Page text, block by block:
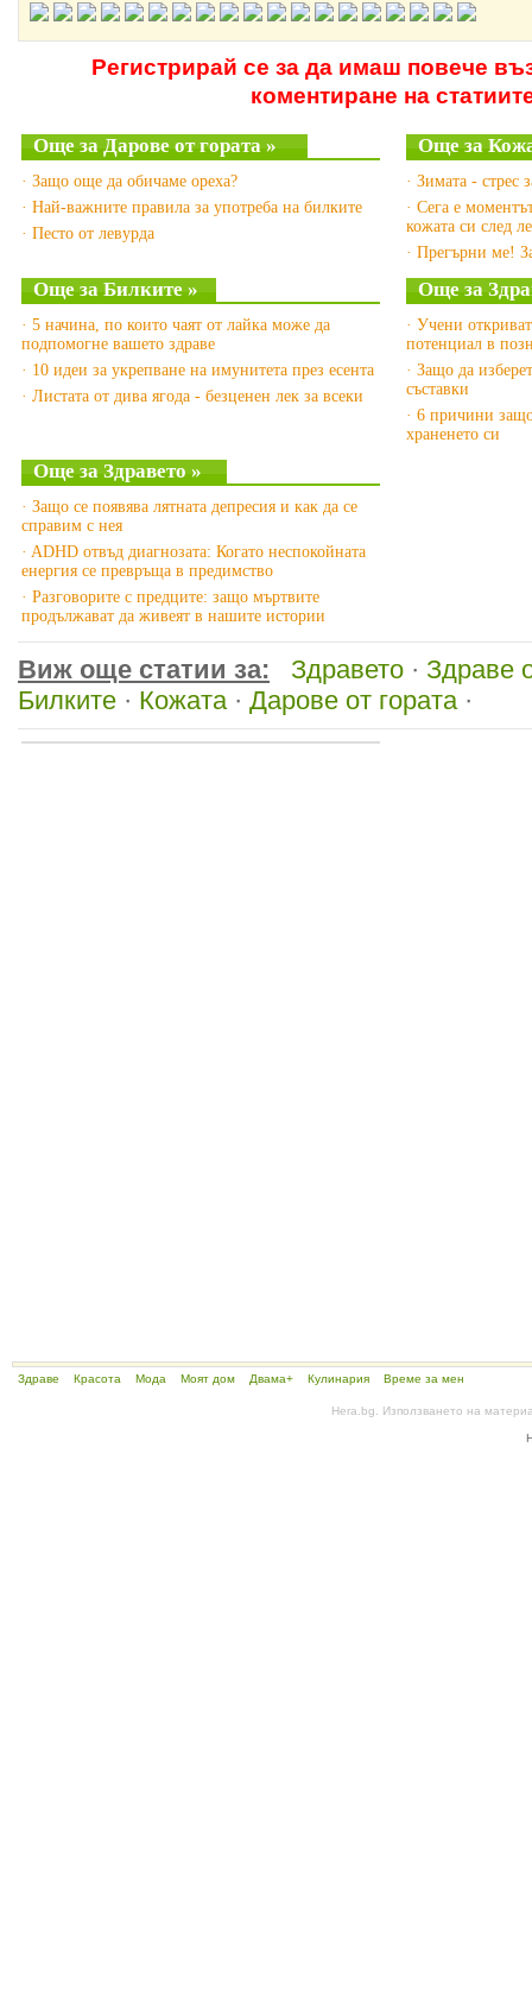
Регистрирай се за да имаш повече
коментиране на
Още за Дарове от гората »
· Защо още да обичаме ореха?
· Най-важните правила за употреба на билките
· Песто от левурда
Още за
· Зимата - стрес
· Сега е
кожата си след
· Прегърни ме!
Още за Билките »
· 5 начина, по които чаят от лайка може да
подпомогне вашето здраве
· 10 идеи за укрепване на имунитета през есента
· Листата от дива ягода - безценен лек за всеки
Още за
· Учени
потенциал в
· Защо да
съставки
· 6 причини
храненето си
Още за Здравето »
· Защо се появява лятната депресия и как да се
справим с нея
· ADHD отвъд диагнозата: Когато неспокойната
енергия се превръща в предимство
· Разговорите с предците: защо мъртвите
продължават да живеят в нашите истории
Виж още статии за: Здравето · Здраве
Билките · Кожата· Дарове от гората·
Здраве Красота Мода Моят дом Двама+ Кулинария Време за мен
Hera.bg. Използването на